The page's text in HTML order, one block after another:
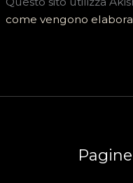
come vengono
Pagine